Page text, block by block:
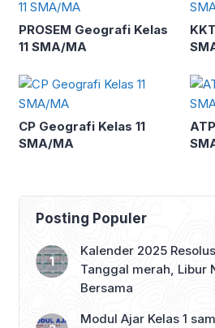
PROSEM Geografi Kelas
11 SMA/MA
CP Geografi Kelas 11
SMA/MA
Posting Populer
Kalender 2025
Tanggal merah, Libur
Bersama
Modul Ajar Kelas 1